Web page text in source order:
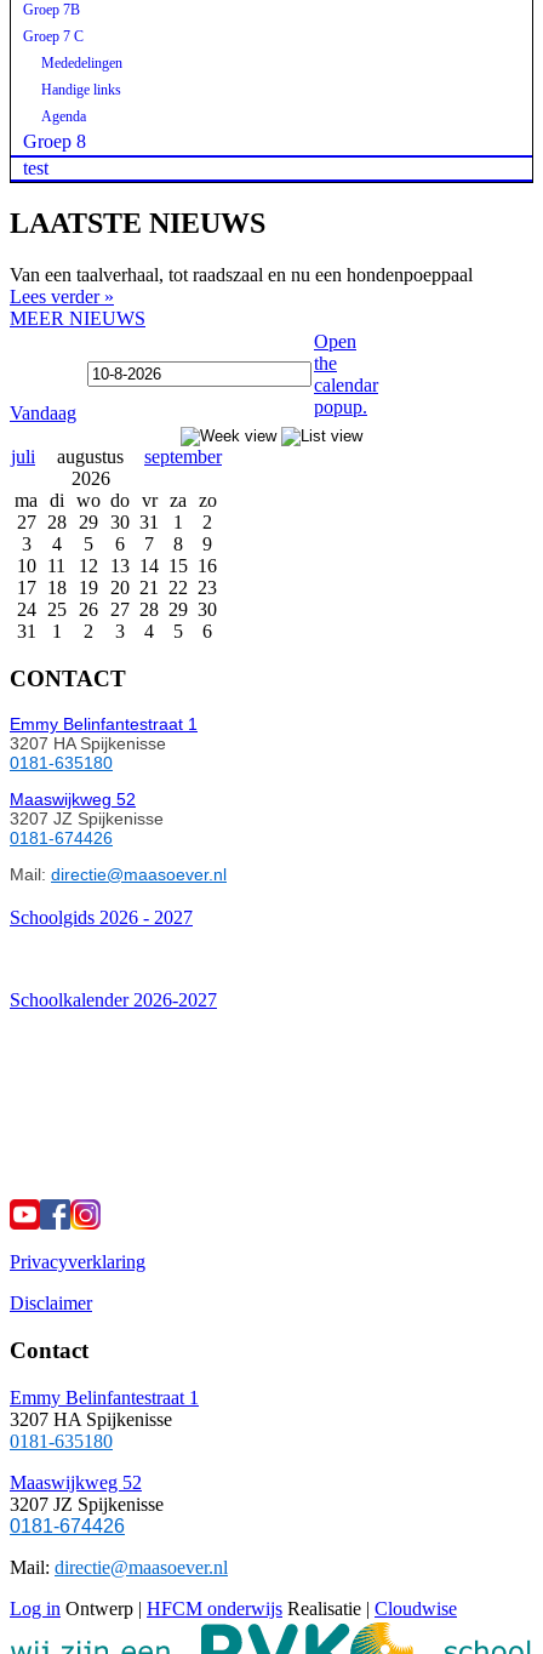
Groep 7B
Groep 7 C
Mededelingen
Handige links
Agenda
Groep 8
test
LAATSTE NIEUWS
Van een taalverhaal, tot raadszaal en nu een hondenpoeppaal
Lees verder »
MEER NIEUWS
Vandaag
Open
the
calendar
popup.
juli
augustus
2026
september
ma di wo do vr za
zo
27
28 29 30 31 1
2
3
4 5 6 7 8
9
10
11 12 13 14 15 16
17
18 19 20 21 22 23
24
25 26 27 28 29 30
31
1 2 3 4 5 6
CONTACT
Emmy Belinfantestraat 1
3207 HA Spijkenisse
0181-635180
Maaswijkweg 52
3207 JZ Spijkenisse
0181-674426
Mail: directie@maasoever.nl
Schoolgids 2026 - 2027
Schoolkalender 2026-2027
Privacyverklaring
Disclaimer
Contact
Emmy Belinfantestraat 1
3207 HA Spijkenisse
0181-635180
Maaswijkweg 52
3207 JZ Spijkenisse
0181-674426
Mail: directie@maasoever.nl
Log in Ontwerp | HFCM onderwijs Realisatie | Cloudwise